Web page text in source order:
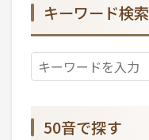
キーワード検索
50音で探す